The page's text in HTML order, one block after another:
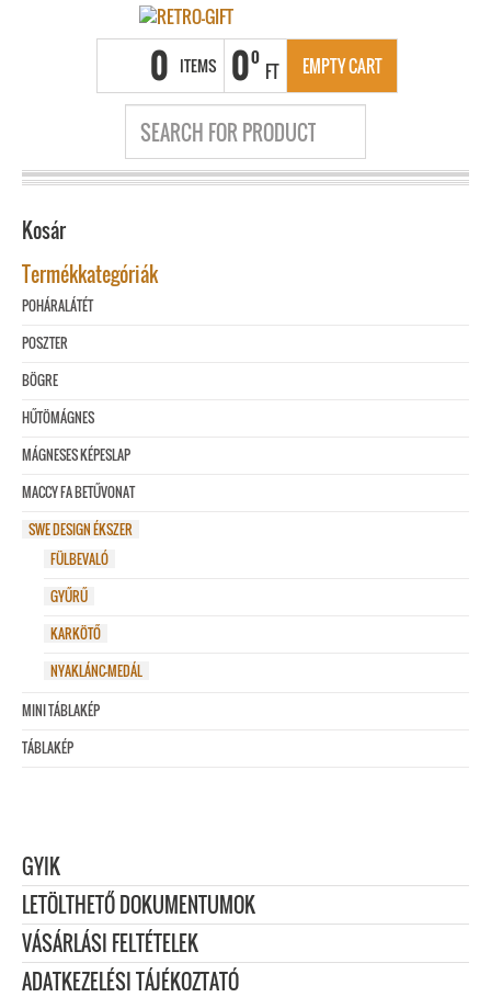
0 ITEMS 00
FT EMPTY CART
Kosár
Termékkategóriák
POHÁRALÁTÉT
POSZTER
BÖGRE
HŰTÖMÁGNES
MÁGNESES KÉPESLAP
MACCY FA BETŰVONAT
SWE DESIGN ÉKSZER
FÜLBEVALÓ
GYŰRŰ
KARKÖTŐ
NYAKLÁNC-MEDÁL
MINI TÁBLAKÉP
TÁBLAKÉP
GYIK
LETÖLTHETŐ DOKUMENTUMOK
VÁSÁRLÁSI FELTÉTELEK
ADATKEZELÉSI TÁJÉKOZTATÓ